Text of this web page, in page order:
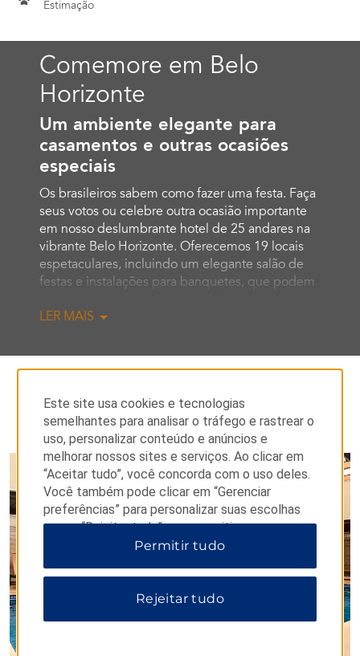
Estimação
Comemore em Belo
Horizonte
Um ambiente elegante para
casamentos e outras ocasiões
especiais
Os brasileiros sabem como fazer uma festa. Faça
seus votos ou celebre outra ocasião importante
em nosso deslumbrante hotel de 25 andares na
vibrante Belo Horizonte. Oferecemos 19 locais
espetaculares, incluindo um elegante salão de
festas e instalações para banquetes, que podem
planejando um casamento ou outra celebração
especial da ocasião. O suporte audiovisual de
última geração garante momentos perfeitos para
os menus gourmet do restaurante incorporam
seus pratos e vinhos favoritos, tudo isso
enquanto você fica dentro do orçamento. Seja
qual for o tamanho ou o tipo do seu evento, você
terá um serviço de nível mundial e atenção
impecável aos detalhes de nossos planejadores
de eventos.
LER MAIS
FOTOS
Este site usa cookies e tecnologias
semelhantes para analisar o tráfego e rastrear o
uso, personalizar conteúdo e anúncios e
melhorar nossos sites e serviços. Ao clicar em
“Aceitar tudo”, você concorda com o uso deles.
Você também pode clicar em “Gerenciar
preferências” para personalizar suas escolhas
ou em “Rejeitar tudo” para permitir apenas
cookies essenciais. Para obter informações
Permitir tudo
Rejeitar tudo